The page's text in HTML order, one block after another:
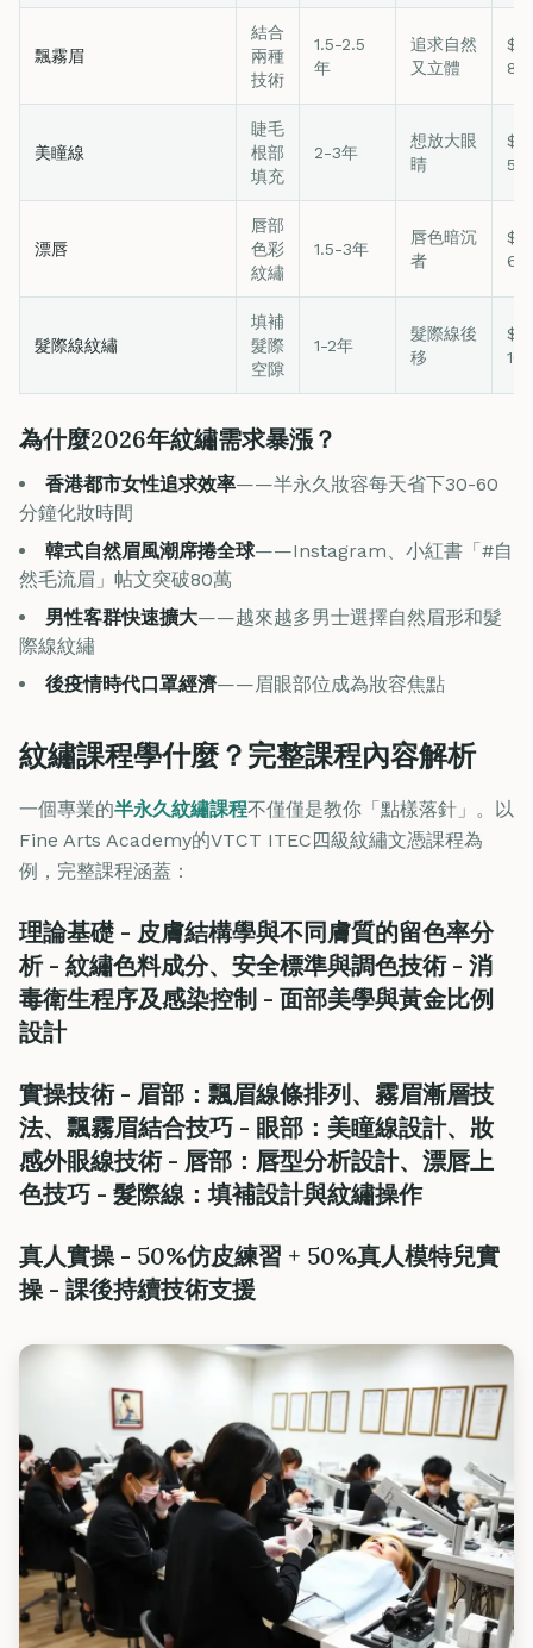
飄霧眉
結合
兩種
技術
1.5-2.5
年
追求自然
又立體
美瞳線
睫毛
根部
填充
2-3年
想放大眼
睛
漂唇
唇部
色彩
紋繡
1.5-3年
唇色暗沉
者
髮際線紋繡
填補
髮際
空隙
1-2年
髮際線後
移
為什麼2026年紋繡需求暴漲？
香港都市女性追求效率——半永久妝容每天省下30-60
分鐘化妝時間
韓式自然眉風潮席捲全球——Instagram、小紅書「#自
然毛流眉」帖文突破80萬
男性客群快速擴大——越來越多男士選擇自然眉形和髮
際線紋繡
後疫情時代口罩經濟——眉眼部位成為妝容焦點
紋繡課程學什麼？完整課程內容解析
一個專業的半永久紋繡課程不僅僅是教你「點樣落針」。以
Fine Arts Academy的VTCT ITEC四級紋繡文憑課程為
例，完整課程涵蓋：
理論基礎 - 皮膚結構學與不同膚質的留色率分
析 - 紋繡色料成分、安全標準與調色技術 - 消
毒衛生程序及感染控制 - 面部美學與黃金比例
設計
實操技術 - 眉部 ：飄眉線條排列、霧眉漸層技
法、飄霧眉結合技巧 - 眼部 ：美瞳線設計、妝
感外眼線技術 - 唇部 ：唇型分析設計、漂唇上
色技巧 - 髮際線：填補設計與紋繡操作
真人實操 - 50%仿皮練習 + 50%真人模特兒實
操 - 課後持續技術支援